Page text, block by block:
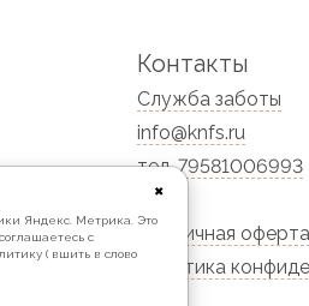
Контакты
Служба заботы
info@knfs.ru
тел. 79581006993
Публичная оферта
Политика
✖
Яндекс. Метрика. Это
с
( вшить в слово